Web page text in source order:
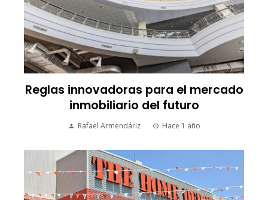
Reglas innovadoras para el mercado
inmobiliario del futuro
Rafael Armendáriz Hace 1 año